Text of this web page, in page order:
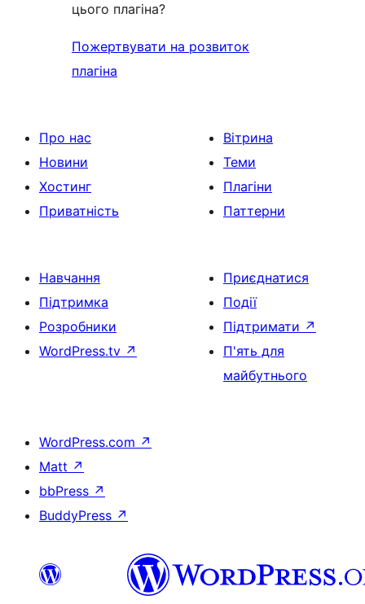
цього плагіна?
Пожертвувати на розвиток
плагіна
Про нас
Новини
Хостинг
Приватність
Вітрина
Теми
Плагіни
Паттерни
Навчання
Підтримка
Розробники
WordPress.tv ↗
Приєднатися
Події
Підтримати ↗
П'ять для
майбутнього
WordPress.com ↗
Matt ↗
bbPress ↗
BuddyPress ↗